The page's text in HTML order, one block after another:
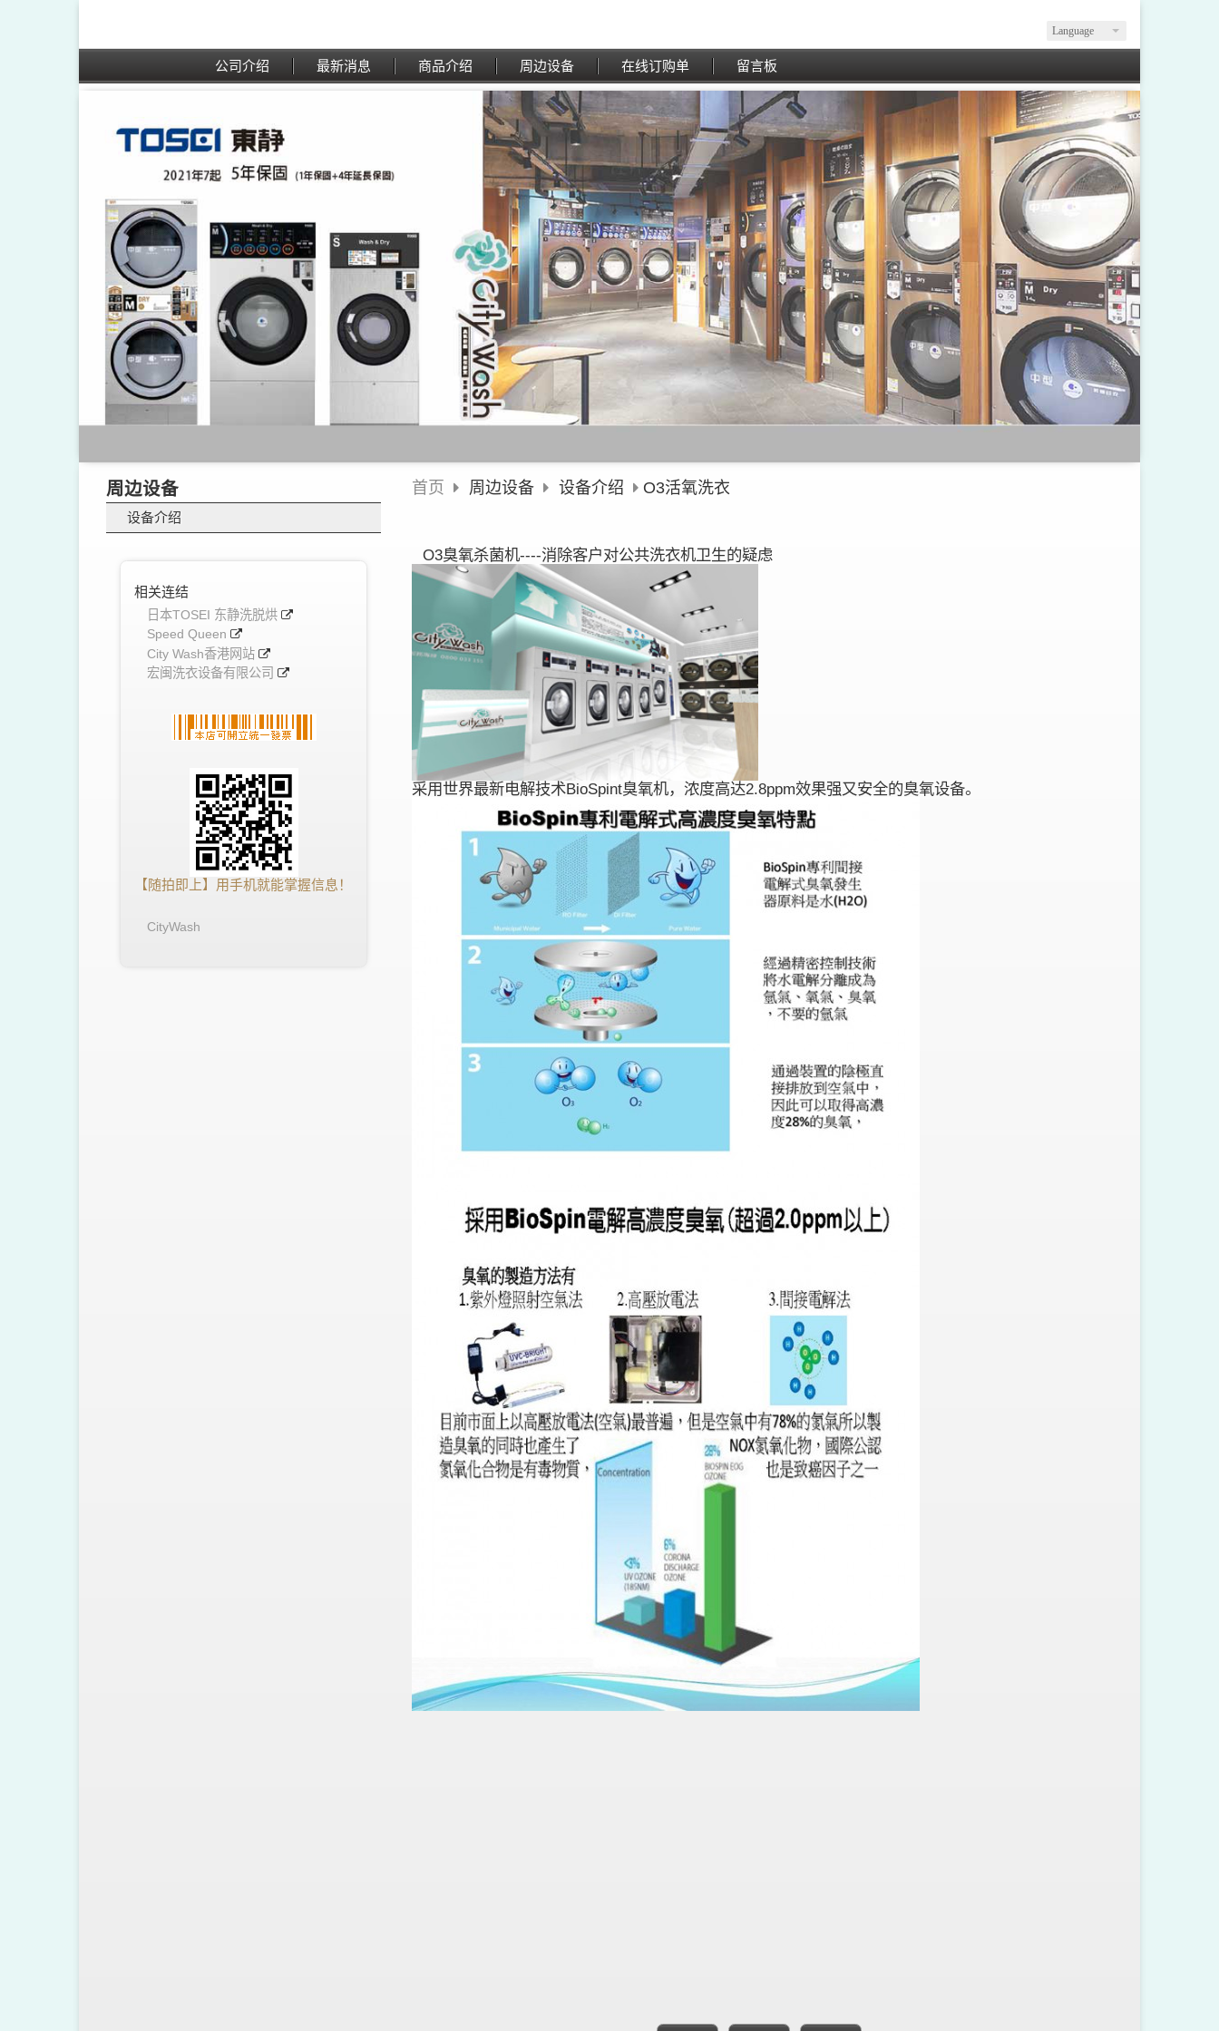
Language
公司介绍 最新消息 商品介绍 周边设备 在线订购单 留言板
周边设备
设备介绍
相关连结
日本TOSEI 东静洗脱烘
Speed Queen
City Wash香港网站
宏闽洗衣设备有限公司
【随拍即上】用手机就能掌握信息！
CityWash
首页 周边设备 设备介绍 O3活氧洗衣
O3臭氧杀菌机----消除客户对公共洗衣机卫生的疑虑
采用世界最新电解技术BioSpint臭氧机，浓度高达2.8ppm效果强又安全的臭氧设备。